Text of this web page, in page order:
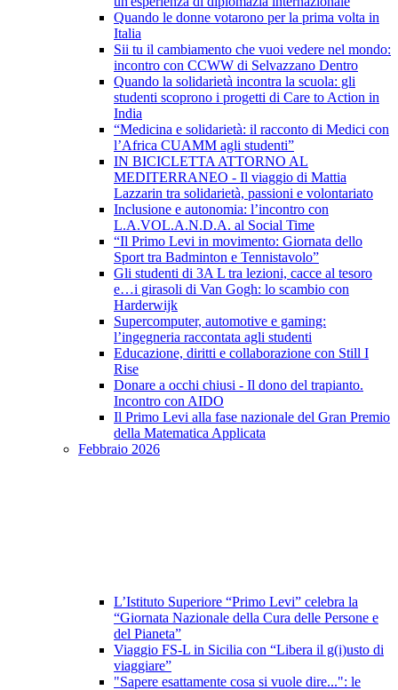
Quando le donne votarono per la prima volta in
Italia
Sii tu il cambiamento che vuoi vedere nel mondo:
incontro con CCWW di Selvazzano Dentro
Quando la solidarietà incontra la scuola: gli
studenti scoprono i progetti di Care to Action in
India
“Medicina e solidarietà: il racconto di Medici con
l’Africa CUAMM agli studenti”
IN BICICLETTA ATTORNO AL
MEDITERRANEO - Il viaggio di Mattia
Lazzarin tra solidarietà, passioni e volontariato
Inclusione e autonomia: l’incontro con
L.A.VOL.A.N.D.A. al Social Time
“Il Primo Levi in movimento: Giornata dello
Sport tra Badminton e Tennistavolo”
Gli studenti di 3A L tra lezioni, cacce al tesoro
e…i girasoli di Van Gogh: lo scambio con
Harderwijk
Supercomputer, automotive e gaming:
l’ingegneria raccontata agli studenti
Educazione, diritti e collaborazione con Still I
Rise
Donare a occhi chiusi - Il dono del trapianto.
Incontro con AIDO
Il Primo Levi alla fase nazionale del Gran Premio
della Matematica Applicata
Febbraio 2026
L’Istituto Superiore “Primo Levi” celebra la
“Giornata Nazionale della Cura delle Persone e
del Pianeta”
Viaggio FS-L in Sicilia con “Libera il g(i)usto di
viaggiare”
"Sapere esattamente cosa si vuole dire...": le